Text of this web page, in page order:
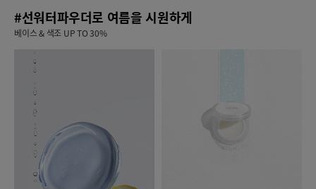
#선워터파우더로 여름을 시원하게
베이스 & 색조 UP TO 30%